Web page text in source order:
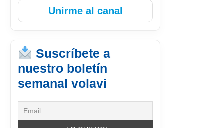
Unirme al canal
Suscríbete a
nuestro boletín
semanal volavi